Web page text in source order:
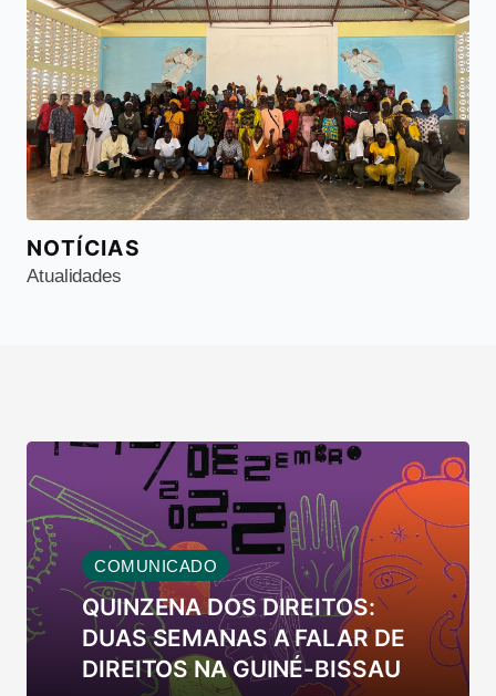
NOTÍCIAS
Atualidades
COMUNICADO
QUINZENA DOS DIREITOS:
DUAS SEMANAS A FALAR DE
DIREITOS NA GUINÉ-BISSAU